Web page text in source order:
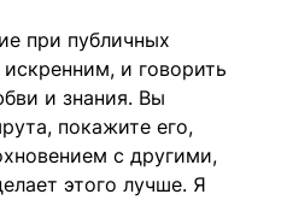
при публичных
и говорить
и знания. Вы
покажите его,
с другими,
этого лучше. Я